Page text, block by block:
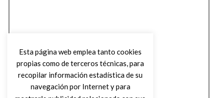
Esta página web emplea tanto cookies
propias como de terceros técnicas, para
recopilar información estadística de su
navegación por Internet y para